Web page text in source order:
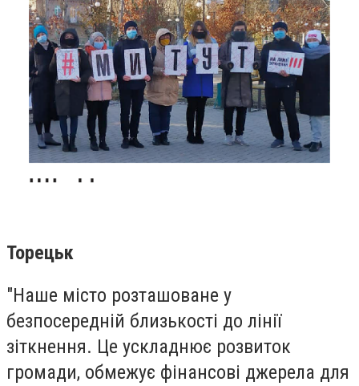
Торецьк
"Наше місто розташоване у
безпосередній близькості до лінії
зіткнення. Це ускладнює розвиток
громади, обмежує фінансові джерела для